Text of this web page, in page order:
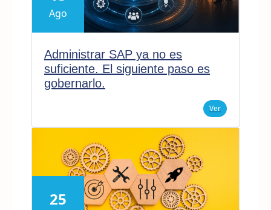
Ago
Administrar SAP ya no es
suficiente. El siguiente paso es
gobernarlo.
Ver
25